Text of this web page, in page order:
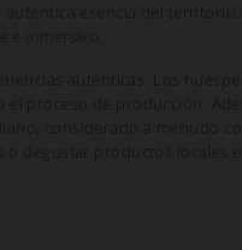
auténtica esencia del
e inmersivo.
auténticas. Los
proceso de producción.
considerado a menudo
degustar productos locales